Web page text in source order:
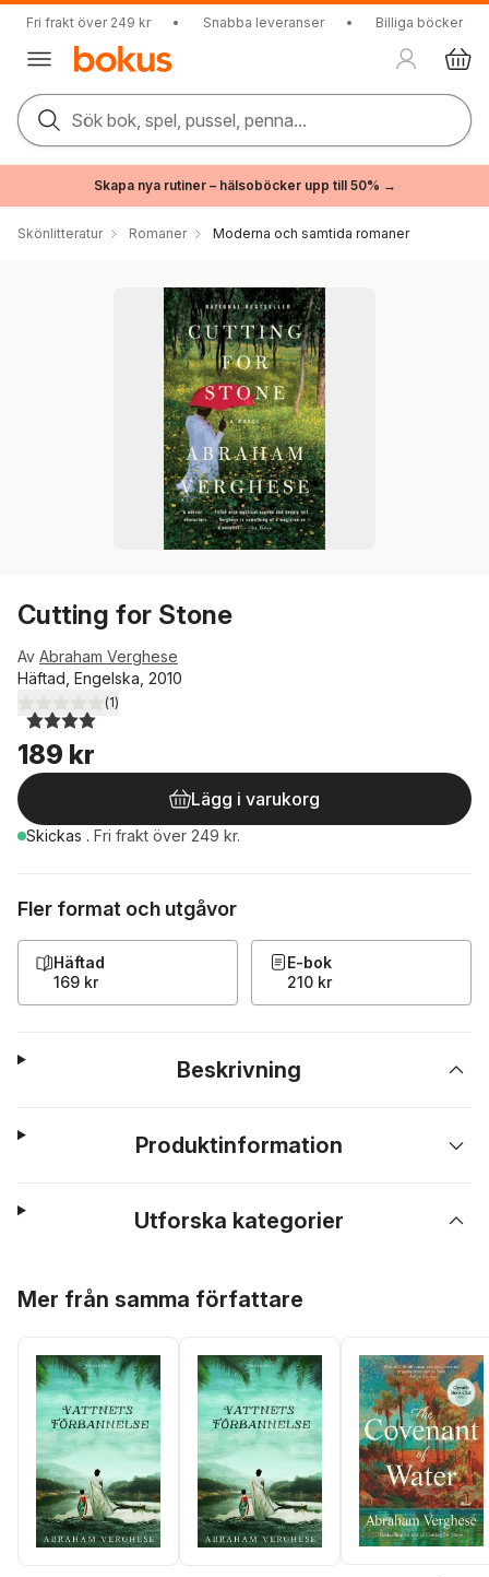
Fri frakt över 249 kr • Snabba leveranser • Billiga böcker
Sök bok, spel, pussel, penna...
Skapa nya rutiner – hälsoböcker upp till 50% →
Skönlitteratur Romaner Moderna och samtida romaner
Cutting for Stone
Av Abraham Verghese
Häftad, Engelska, 2010
4,0utav 5 stjärnor. Totalt antal röster:
(1)
189 kr
Lägg i varukorg
Skickas . Fri frakt över 249 kr.
Fler format och utgåvor
Häftad
169 kr
E-bok
210 kr
Beskrivning
Produktinformation
Utforska kategorier
Mer från samma författare